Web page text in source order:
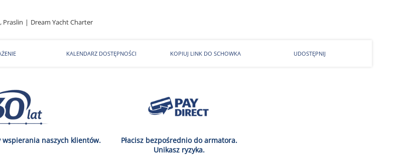
Praslin | Dream Yacht Charter
KALENDARZ DOSTĘPNOŚCI KOPIUJ LINK DO SCHOWKA UDOSTĘPNIJ
wspierania naszych klientów.
Płacisz bezpośrednio do armatora.
Unikasz ryzyka.